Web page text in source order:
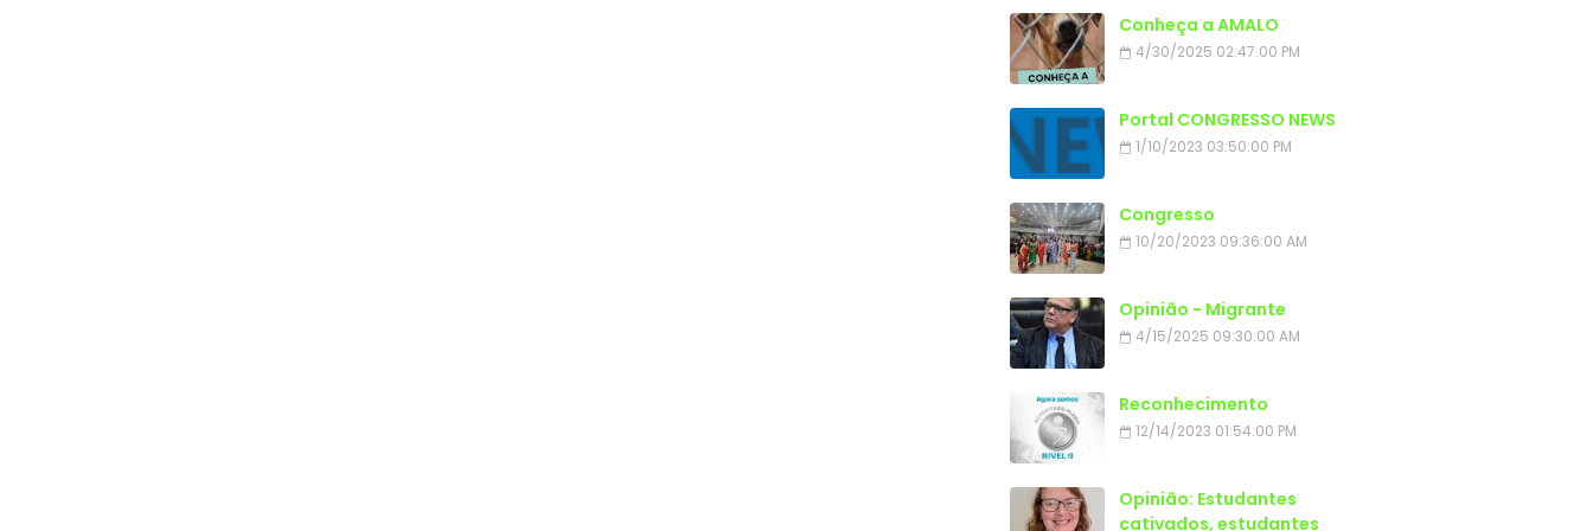
Conheça a AMALO
4/30/2025 02:47:00 PM
Portal CONGRESSO NEWS
1/10/2023 03:50:00 PM
Congresso
10/20/2023 09:36:00 AM
Opinião - Migrante
4/15/2025 09:30:00 AM
Reconhecimento
12/14/2023 01:54:00 PM
Opinião: Estudantes
cativados, estudantes